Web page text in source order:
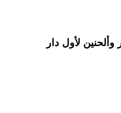
وألحنين لأول دار